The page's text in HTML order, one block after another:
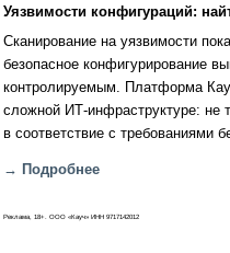
Уязвимости конфигураций:
Сканирование на уязвимости
безопасное конфигурирование
контролируемым. Платформа
сложной ИТ-инфраструктуре: не
в соответствие с требованиями
→ Подробнее
Реклама, 18+. ООО «Кауч» ИНН 9717142012